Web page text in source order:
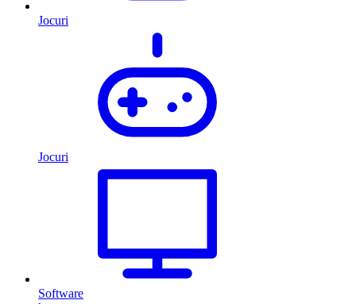
Jocuri
Jocuri
Software